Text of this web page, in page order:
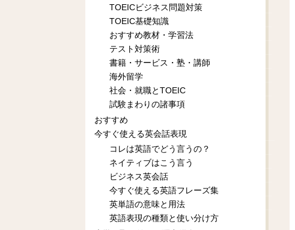
TOEICビジネス問題対策
TOEIC基礎知識
おすすめ教材・学習法
テスト対策術
書籍・サービス・塾・講師
海外留学
社会・就職とTOEIC
試験まわりの諸事項
おすすめ
今すぐ使える英会話表現
コレは英語でどう言うの？
ネイティブはこう言う
ビジネス英会話
今すぐ使える英語フレーズ集
英単語の意味と用法
英語表現の種類と使い分け方